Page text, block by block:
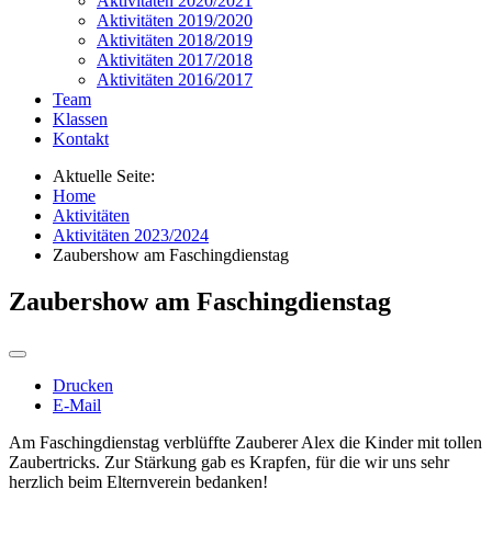
Aktivitäten 2019/2020
Aktivitäten 2018/2019
Aktivitäten 2017/2018
Aktivitäten 2016/2017
Team
Klassen
Kontakt
Aktuelle Seite:
Home
Aktivitäten
Aktivitäten 2023/2024
Zaubershow am Faschingdienstag
Zaubershow am Faschingdienstag
Drucken
E-Mail
Am Faschingdienstag verblüffte Zauberer Alex die Kinder mit tollen
Zaubertricks. Zur Stärkung gab es Krapfen, für die wir uns sehr
herzlich beim Elternverein bedanken!